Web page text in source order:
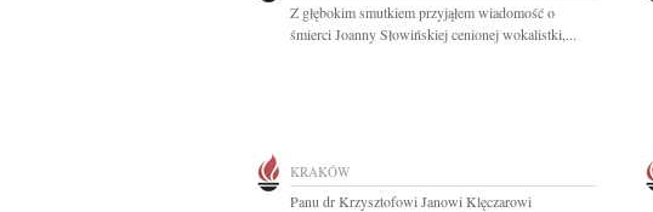
Z głębokim smutkiem przyjąłem wiadomość o
śmierci Joanny Słowińskiej cenionej wokalistki,...
KRAKÓW
Panu dr Krzysztofowi Janowi Klęczarowi